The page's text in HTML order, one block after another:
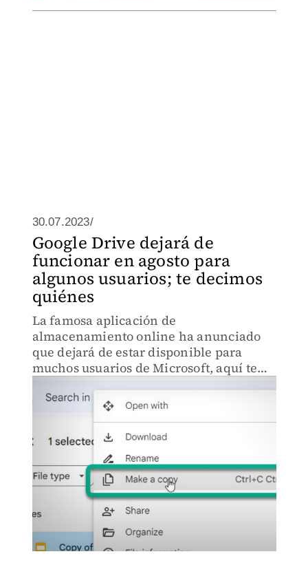
30.07.2023/
Google Drive dejará de
funcionar en agosto para
algunos usuarios; te decimos
quiénes
La famosa aplicación de
almacenamiento online ha anunciado
que dejará de estar disponible para
muchos usuarios de Microsoft, aquí te